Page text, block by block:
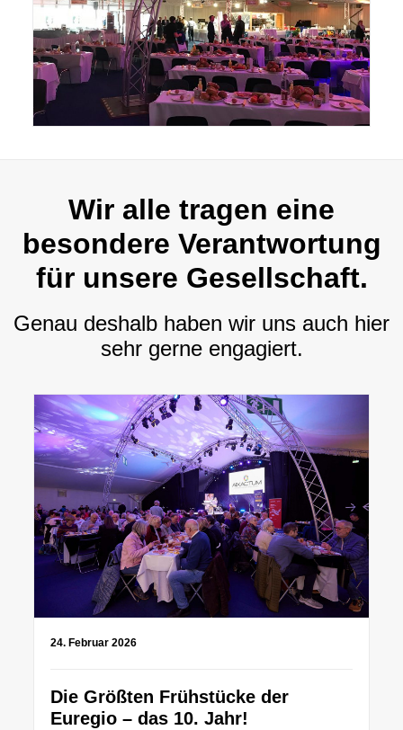
Wir alle tragen eine
besondere Verantwortung
für unsere Gesellschaft.
Genau deshalb haben wir uns auch hier
sehr gerne engagiert.
24. Februar 2026
Die Größten Frühstücke der
Euregio – das 10. Jahr!